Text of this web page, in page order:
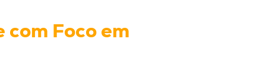
Foco em